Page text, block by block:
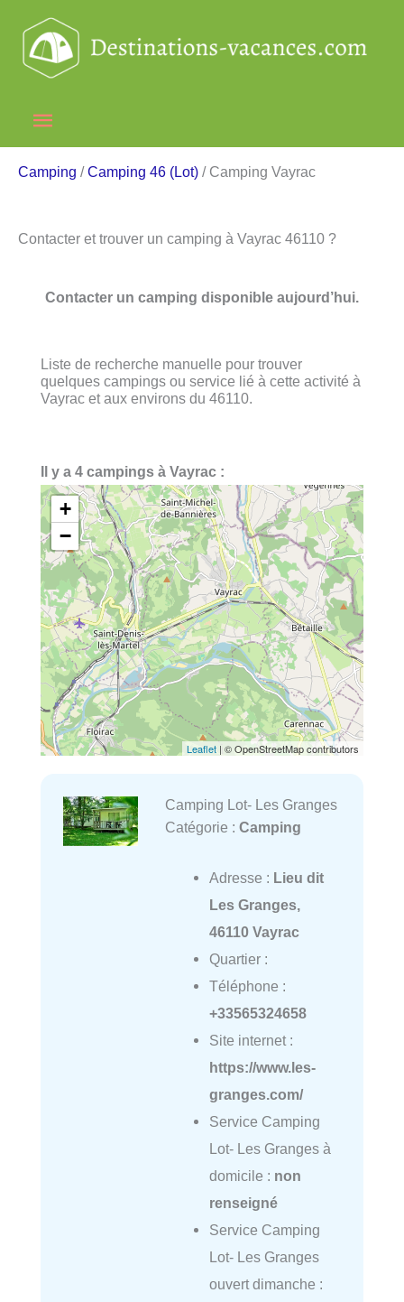
contenu
Menu
principal
Camping /Camping 46 (Lot) / Camping Vayrac
Contacter et trouver un camping à Vayrac 46110 ?
Contacter un camping disponible aujourd’hui.
Liste de recherche manuelle pour trouver
quelques campings ou service lié à cette activité à
Vayrac et aux environs du 46110.
Il y a 4 campings à Vayrac :
+
−
Leaflet | © OpenStreetMap contributors
Camping Lot- Les Granges
Catégorie : Camping
Adresse : Lieu dit
Les Granges,
46110 Vayrac
Quartier :
Téléphone :
+33565324658
Site internet :
https://www.les-
granges.com/
Service Camping
Lot- Les Granges à
domicile : non
renseigné
Service Camping
Lot- Les Granges
ouvert dimanche :